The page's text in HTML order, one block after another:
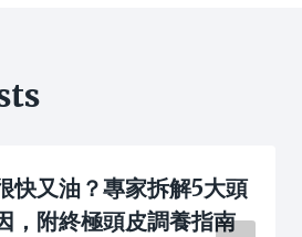
快又油？專家拆解5大頭
，附終極頭皮調養指南